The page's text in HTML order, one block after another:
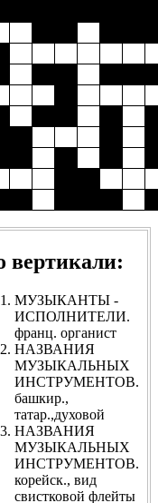
вертикали:
МУЗЫКАНТЫ -
ИСПОЛНИТЕЛИ.
франц. органист
НАЗВАНИЯ
МУЗЫКАЛЬНЫХ
ИНСТРУМЕНТОВ.
башкир.,
татар.,духовой
НАЗВАНИЯ
МУЗЫКАЛЬНЫХ
ИНСТРУМЕНТОВ.
корейск., вид
свистковой флейты